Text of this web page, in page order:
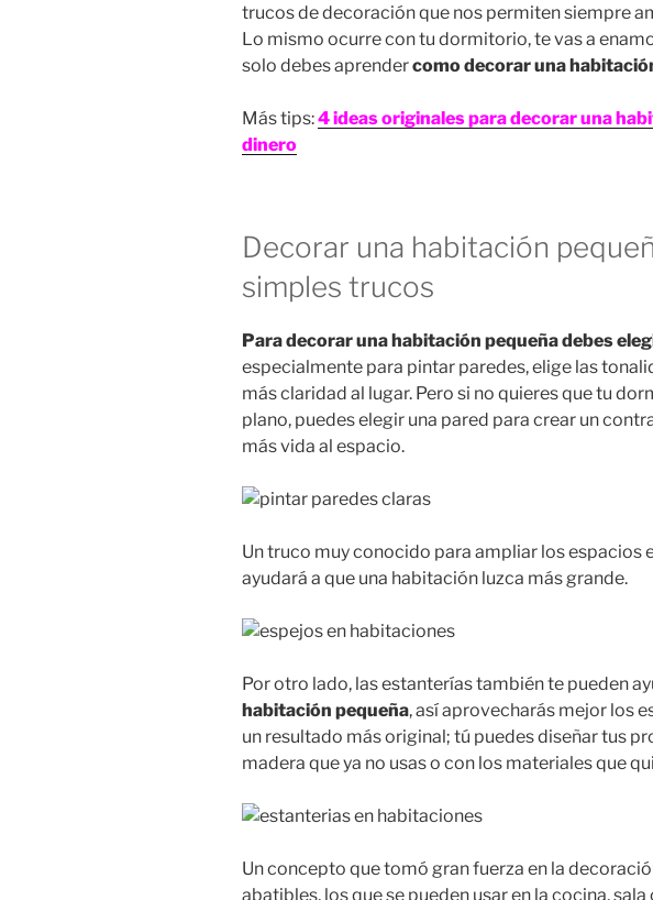
trucos de decoración que nos permiten siempre
Lo mismo ocurre con tu dormitorio, te vas a
solo debes aprendercomo decorar una
Más tips:4 ideas originales para decorar una
dinero
Decorar una habitación
simples trucos
Para decorar una habitación pequeña debes
especialmente para pintar paredes, elige las
más claridad al lugar. Pero si no quieres que tu
plano, puedes elegir una pared para crear un
más vida al espacio.
Un truco muy conocido para ampliar los espacios
ayudará a que una habitación luzca más grande.
Por otro lado, las estanterías también te pueden
habitación pequeña, así aprovecharás mejor los
un resultado más original; tú puedes diseñar tus
madera que ya no usas o con los materiales que
Un concepto que tomó gran fuerza en la
abatibles, los que se pueden usar en la cocina,